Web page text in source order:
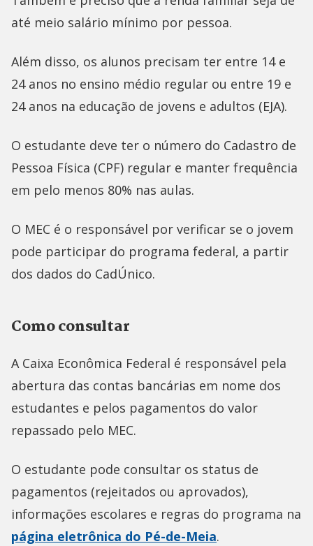
até meio salário mínimo por pessoa.
Além disso, os alunos precisam ter entre 14 e
24 anos no ensino médio regular ou entre 19 e
24 anos na educação de jovens e adultos (EJA).
O estudante deve ter o número do Cadastro de
Pessoa Física (CPF) regular e manter frequência
em pelo menos 80% nas aulas.
O MEC é o responsável por verificar se o jovem
pode participar do programa federal, a partir
dos dados do CadÚnico.
Como consultar
A Caixa Econômica Federal é responsável pela
abertura das contas bancárias em nome dos
estudantes e pelos pagamentos do valor
repassado pelo MEC.
O estudante pode consultar os status de
pagamentos (rejeitados ou aprovados),
informações escolares e regras do programa na
página eletrônica do Pé-de-Meia.